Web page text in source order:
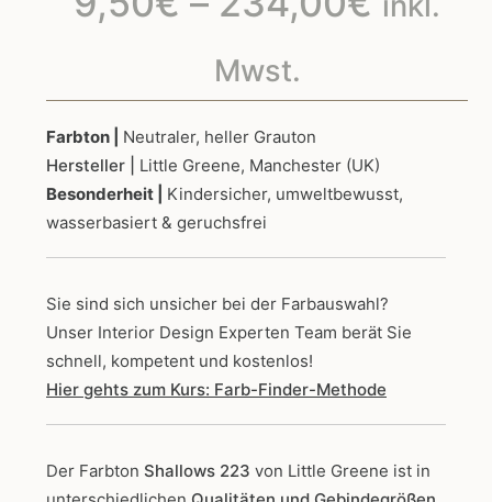
Mwst.
Farbton | Neutraler, heller Grauton
Hersteller | Little Greene, Manchester (UK)
Besonderheit | Kindersicher, umweltbewusst,
wasserbasiert & geruchsfrei
Sie sind sich unsicher bei der Farbauswahl?
Unser Interior Design Experten Team berät Sie
schnell, kompetent und kostenlos!
Hier gehts zum Kurs: Farb-Finder-Methode
Der Farbton Shallows 223 von Little Greene ist in